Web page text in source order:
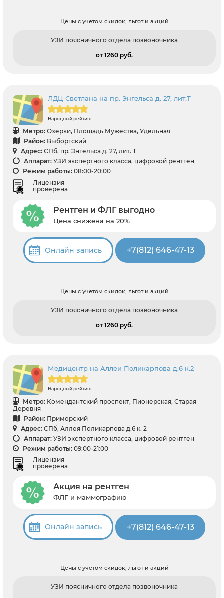
Цены с учетом скидок, льгот и акций
УЗИ поясничного отдела позвоночника
от 1260 pуб.
ЛДЦ Светлана на пр. Энгельса д. 27, лит.Т
Народный рейтинг
Метро: Озерки, Площадь Мужества, Удельная
Район: Выборгский
Адрес: СПб, пр. Энгельса д. 27, лит. Т
Аппарат: УЗИ экспертного класса, цифровой рентген
Режим работы: 08:00-20:00
Лицензия
проверена
Рентген и ФЛГ выгодно
Цена снижена на 20%
Онлайн запись +7(812) 646-47-13
Цены с учетом скидок, льгот и акций
УЗИ поясничного отдела позвоночника
от 1260 pуб.
Медицентр на Аллеи Поликарпова д.6 к.2
Народный рейтинг
Метро: Комендантский проспект, Пионерская, Старая
Деревня
Район: Приморский
Адрес: СПб, Аллея Поликарпова д.6 к. 2
Аппарат: УЗИ экспертного класса, цифровой рентген
Режим работы: 09:00-21:00
Лицензия
проверена
Акция на рентген
ФЛГ и маммографию
Онлайн запись +7(812) 646-47-13
Цены с учетом скидок, льгот и акций
УЗИ поясничного отдела позвоночника